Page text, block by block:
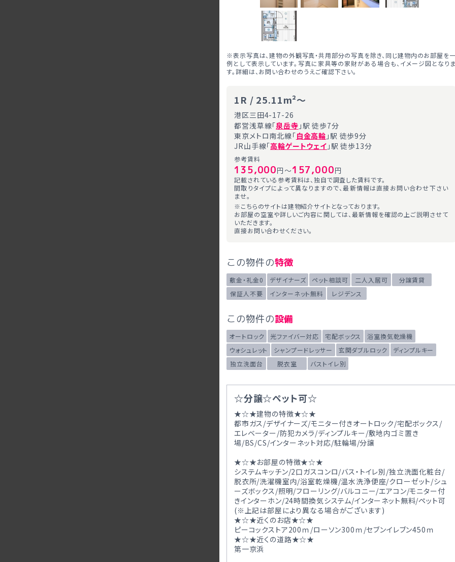
※表示写真は、建物の外観写真・共用部分の写真を除き、同じ建物内のお部屋を
例として表示しています。写真に家具等の家財がある場合も、イメージ図となり
す。詳細は、お問い合わせのうえご確認下さい。
1R / 25.11m²～
港区三田4-17-26
都営浅草線「泉岳寺 」駅 徒歩7分
東京メトロ南北線「白金高輪 」駅 徒歩9分
JR山手線「高輪ゲートウェイ 」駅 徒歩13分
参考賃料
135,000円～157,000円
記載されている参考賃料は、独自で調査した賃料です。
間取りタイプによって異なりますので、最新情報は直接お問い合わせ下さい
ませ。
※こちらのサイトは建物紹介サイトとなっております。
お部屋の空室や詳しいご内容に関しては、最新情報を確認の上ご説明させて
いただきます。
直接お問い合わせください。
この物件の特徴
敷金・礼金0 デザイナーズ ペット相談可 二人入居可
分譲賃貸
保証人不要
インターネット無料 レジデンス
この物件の設備
オートロック 光ファイバー対応 宅配ボックス
浴室換気乾燥機
ウォシュレット
シャンプードレッサー 玄関ダブルロック
ディンプルキー
独立洗面台
脱衣室 バストイレ別
☆分譲☆ペット可☆
★☆★建物の特徴★☆★
都市ガス/デザイナーズ/モニター付きオートロック/宅配ボックス/
エレベーター/防犯カメラ/ディンプルキー/敷地内ゴミ置き
場/BS/CS/インターネット対応/駐輪場/分譲
★☆★お部屋の特徴★☆★
システムキッチン/2口ガスコンロ/バス・トイレ別/独立洗面化粧台/
脱衣所/洗濯機室内/浴室乾燥機/温水洗浄便座/クローゼット/シュ
ーズボックス/照明/フローリング/バルコニー/エアコン/モニター付
きインターホン/24時間換気システム/インターネット無料/ペット可
(※上記は部屋により異なる場合がございます)
★☆★近くのお店★☆★
ピーコックストア200ｍ/ローソン300ｍ/セブンイレブン450ｍ
★☆★近くの道路★☆★
第一京浜